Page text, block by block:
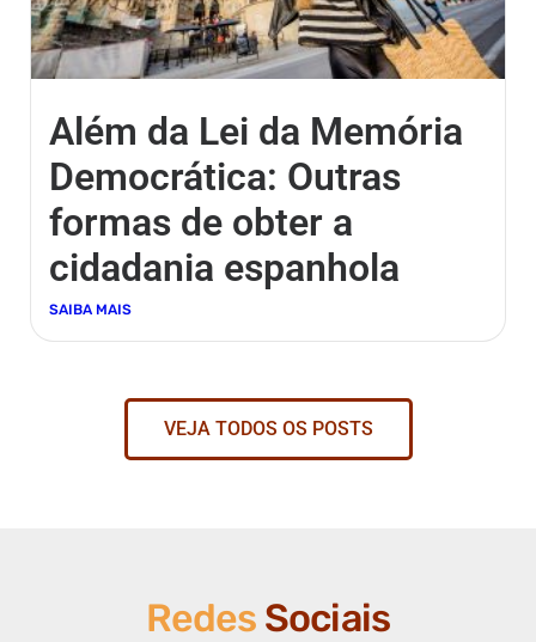
Além da Lei da Memória
Democrática: Outras
formas de obter a
cidadania espanhola
SAIBA MAIS
VEJA TODOS OS POSTS
Redes Sociais